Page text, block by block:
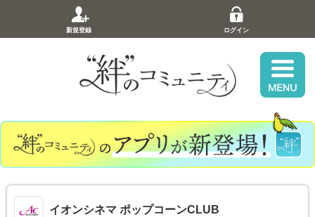
新規登録 ログイン
イオンシネマ ポップコーンCLUB